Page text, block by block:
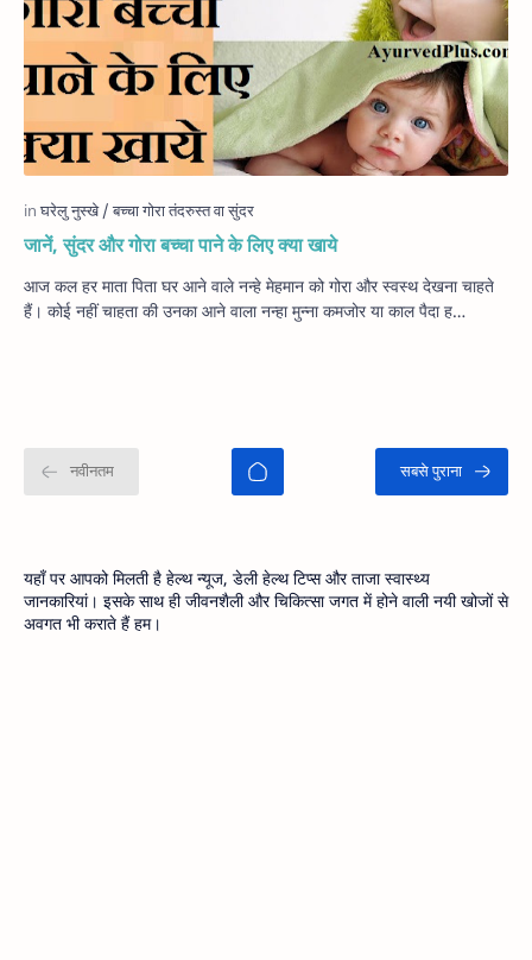
जानें, सुंदर और गोरा बच्चा पाने के लिए क्या खाये
आज कल हर माता पिता घर आने वाले नन्हे मेहमान को गोरा और स्वस्थ देखना चाहते
हैं। कोई नहीं चाहता की उनका आने वाला नन्हा मुन्ना कमजोर या काल पैदा ह…
यहाँ पर आपको मिलती है हेल्थ न्यूज, डेली हेल्थ टिप्स और ताजा स्वास्थ्य
जानकारियां। इसके साथ ही जीवनशैली और चिकित्सा जगत में होने वाली नयी खोजों से
अवगत भी कराते हैं हम।